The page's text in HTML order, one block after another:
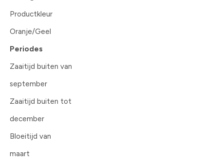
Productkleur
Oranje/Geel
Periodes
Zaaitijd buiten van
september
Zaaitijd buiten tot
december
Bloeitijd van
maart